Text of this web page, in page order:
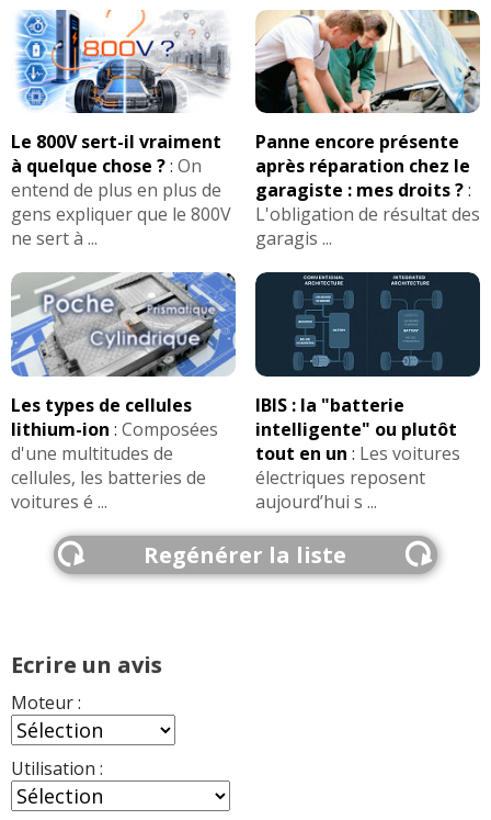
Le 800V sert-il vraiment
à quelque chose ?: On
entend de plus en plus de
gens expliquer que le 800V
ne sert à ...
Panne encore présente
après réparation chez le
garagiste : mes droits ?:
L'obligation de résultat des
garagis ...
Les types de cellules
lithium-ion : Composées
d'une multitudes de
cellules, les batteries de
voitures é ...
IBIS : la "batterie
intelligente" ou plutôt
tout en un : Les voitures
électriques reposent
aujourd’hui s ...
Regénérer la liste
Ecrire un avis
Moteur :
Utilisation :